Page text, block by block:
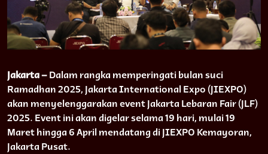
Jakarta – Dalam rangka memperingati bulan suci
Ramadhan 2025, Jakarta International Expo (JIEXPO)
akan menyelenggarakan event Jakarta Lebaran Fair (JLF)
2025. Event ini akan digelar selama 19 hari, mulai 19
Maret hingga 6 April mendatang di JIEXPO Kemayoran,
Jakarta Pusat.